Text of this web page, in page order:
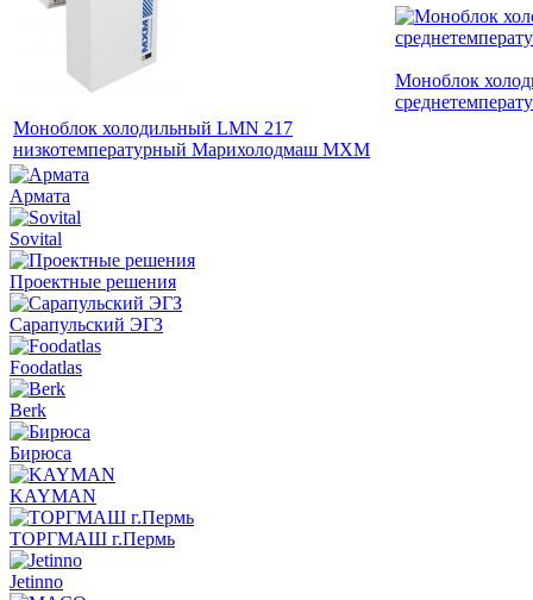
Моноблок холодильный LMN 217
низкотемпературный Марихолодмаш МХМ
Моноблок
Армата
Sovital
Проектные решения
Сарапульский ЭГЗ
Foodatlas
Berk
Бирюса
KAYMAN
ТОРГМАШ г.Пермь
Jetinno